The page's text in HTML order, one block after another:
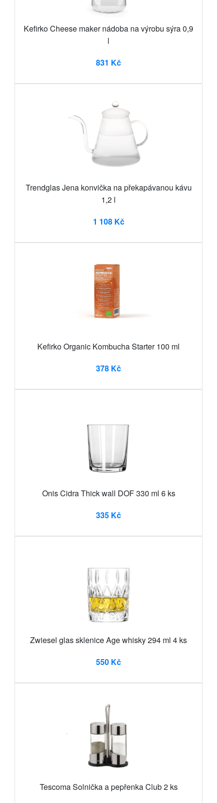
Kefirko Cheese maker nádoba na výrobu sýra 0,9
l
831 Kč
Trendglas Jena konvička na překapávanou kávu
1,2 l
1 108 Kč
Kefirko Organic Kombucha Starter 100 ml
378 Kč
Onis Cidra Thick wall DOF 330 ml 6 ks
335 Kč
Zwiesel glas sklenice Age whisky 294 ml 4 ks
550 Kč
Tescoma Solnička a pepřenka Club 2 ks